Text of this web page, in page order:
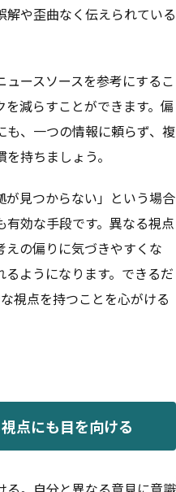
や歪曲なく伝えられている
ースソースを参考にするこ
減らすことができます。偏
も、一つの情報に頼らず、複
持ちましょう。
見つからない」という場合
効な手段です。異なる視点
の偏りに気づきやすくな
ようになります。できるだ
視点を持つことを心がける
点にも目を向ける